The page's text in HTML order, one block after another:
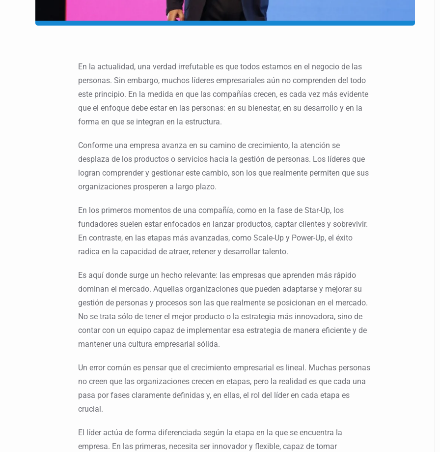
En la actualidad, una verdad irrefutable es que todos estamos en el negocio de las
personas. Sin embargo, muchos líderes empresariales aún no comprenden del todo
este principio. En la medida en que las compañías crecen, es cada vez más evidente
que el enfoque debe estar en las personas: en su bienestar, en su desarrollo y en la
forma en que se integran en la estructura.
Conforme una empresa avanza en su camino de crecimiento, la atención se
desplaza de los productos o servicios hacia la gestión de personas. Los líderes que
logran comprender y gestionar este cambio, son los que realmente permiten que sus
organizaciones prosperen a largo plazo.
En los primeros momentos de una compañía, como en la fase de Star-Up, los
fundadores suelen estar enfocados en lanzar productos, captar clientes y sobrevivir.
En contraste, en las etapas más avanzadas, como Scale-Up y Power-Up, el éxito
radica en la capacidad de atraer, retener y desarrollar talento.
Es aquí donde surge un hecho relevante: las empresas que aprenden más rápido
dominan el mercado. Aquellas organizaciones que pueden adaptarse y mejorar su
gestión de personas y procesos son las que realmente se posicionan en el mercado.
No se trata sólo de tener el mejor producto o la estrategia más innovadora, sino de
contar con un equipo capaz de implementar esa estrategia de manera eficiente y de
mantener una cultura empresarial sólida.
Un error común es pensar que el crecimiento empresarial es lineal. Muchas personas
no creen que las organizaciones crecen en etapas, pero la realidad es que cada una
pasa por fases claramente definidas y, en ellas, el rol del líder en cada etapa es
crucial.
El líder actúa de forma diferenciada según la etapa en la que se encuentra la
empresa. En las primeras, necesita ser innovador y flexible, capaz de tomar